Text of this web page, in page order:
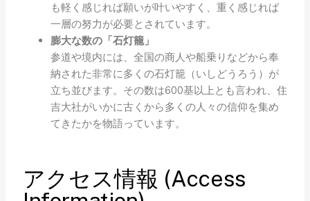
も軽く感じれば願いが叶いやすく、重く感じれば
一層の努力が必要とされています。
膨大な数の「石灯籠」
参道や境内には、全国の商人や船乗りなどから奉
納された非常に多くの石灯籠（いしどうろう）が
立ち並びます。その数は600基以上とも言われ、住
吉大社がいかに古くから多くの人々の信仰を集め
てきたかを物語っています。
アクセス情報 (Access